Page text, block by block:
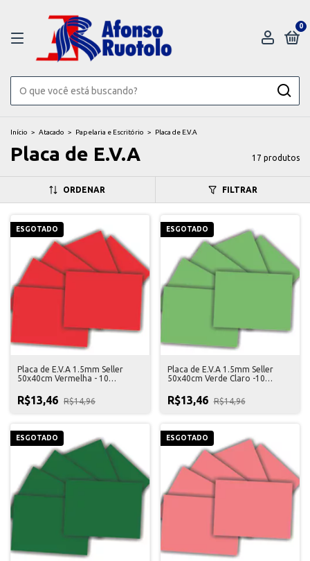
0
Início > Atacado > Papelaria e Escritório > Placa de E.V.A
Placa de E.V.A 17 produtos
ORDENAR FILTRAR
ESGOTADO
Placa de E.V.A 1.5mm Seller
50x40cm Vermelha - 10
R$13,46 R$14,96
ESGOTADO
Placa de E.V.A 1.5mm Seller
50x40cm Verde Claro -10
R$13,46 R$14,96
ESGOTADO ESGOTADO